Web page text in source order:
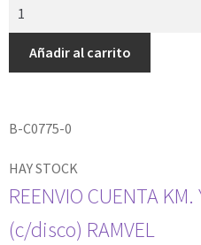
B-C0775-0
Añadir al carrito
HAY STOCK
REENVIO CUENTA
(c/disco) RAMVEL